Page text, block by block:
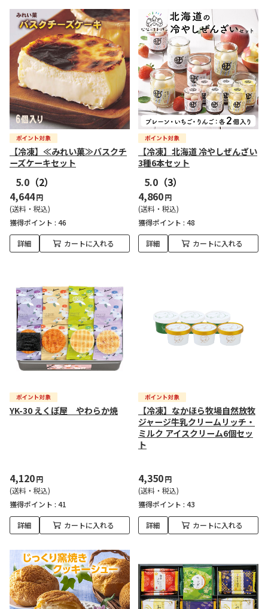
【冷凍】≪みれい菓≫バスクチ
ーズケーキセット
5.0 （2）
4,644円
(送料・税込)
獲得ポイント : 46
詳細 カートに入れる
【冷凍】北海道 冷やしぜんざい
3種6本セット
5.0 （3）
4,860円
(送料・税込)
獲得ポイント : 48
詳細 カートに入れる
YK-30 えくぼ屋 やわらか焼
4,120円
(送料・税込)
獲得ポイント : 41
詳細 カートに入れる
【冷凍】なかほら牧場自然放牧
ジャージ牛乳クリームリッチ・
ミルク アイスクリーム6個セッ
ト
4,350円
(送料・税込)
獲得ポイント : 43
詳細 カートに入れる